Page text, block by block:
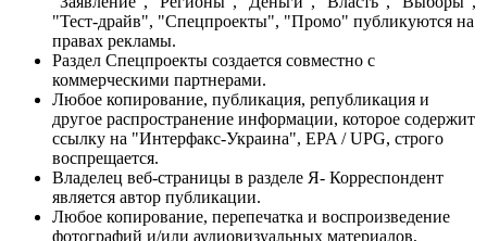
"Тест-драйв", "Спецпроекты", "Промо" публикуются на
правах рекламы.
Раздел Спецпроекты создается совместно с
коммерческими партнерами.
Любое копирование, публикация, републикация и
другое распространение информации, которое содержит
ссылку на "Интерфакс-Украина", EPA / UPG, строго
воспрещается.
Владелец веб-страницы в разделе Я- Корреспондент
является автор публикации.
Любое копирование, перепечатка и воспроизведение
фотографий и/или аудиовизуальных материалов,